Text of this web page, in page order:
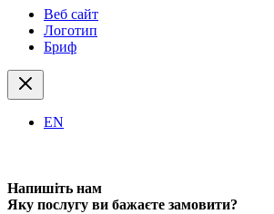
Веб сайт
Логотип
Бриф
EN
Напишіть нам
Яку послугу ви бажаєте замовити?